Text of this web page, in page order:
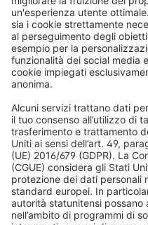
JALOUSIESCOUT
Tenda plissettata a nido
cm, bianco
EU"
Comando continuo in
102,99 €